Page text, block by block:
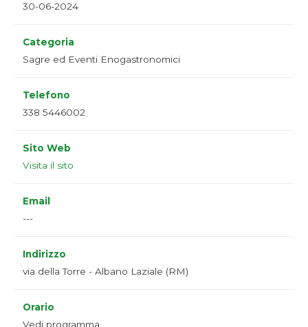
30-06-2024
Categoria
Sagre ed Eventi Enogastronomici
Telefono
338 5446002
Sito Web
Visita il sito
Email
---
Indirizzo
via della Torre - Albano Laziale (RM)
Orario
Vedi programma